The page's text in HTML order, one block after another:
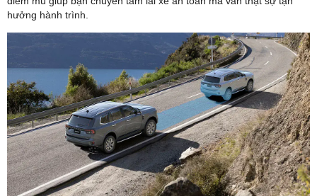
hưởng hành trình.